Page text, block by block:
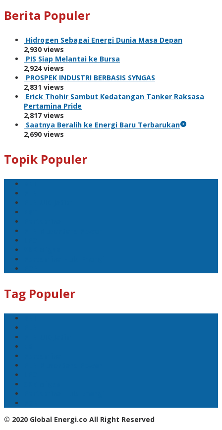
Berita Populer
Hidrogen Sebagai Energi Dunia Masa Depan
2,930 views
PIS Siap Melantai ke Bursa
2,924 views
PROSPEK INDUSTRI BERBASIS SYNGAS
2,831 views
Erick Thohir Sambut Kedatangan Tanker Raksasa
Pertamina Pride
2,817 views
Saatnya Beralih ke Energi Baru Terbarukan
2,690 views
Topik Populer
Tag Populer
© 2020 Global Energi.co All Right Reserved